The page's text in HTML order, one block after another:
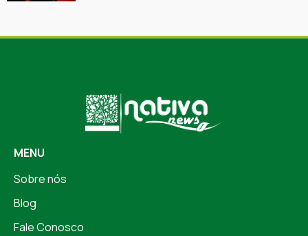
MENU
Sobre nós
Blog
Fale Conosco